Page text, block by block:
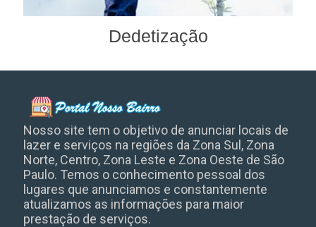
Dedetização
Nosso site tem o objetivo de anunciar locais de
lazer e serviços na regiões da Zona Sul, Zona
Norte, Centro, Zona Leste e Zona Oeste de São
Paulo. Temos o conhecimento pessoal dos
lugares que anunciamos e constantemente
atualizamos as informações para maior
prestação de serviços.